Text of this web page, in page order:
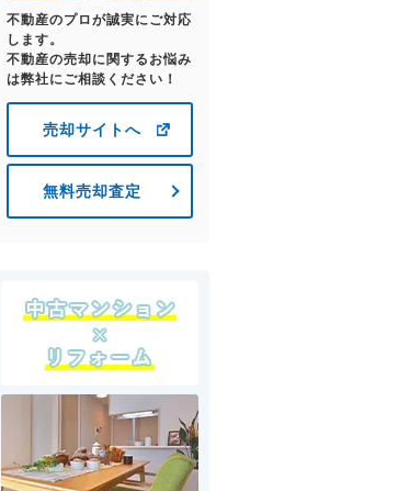
不動産のプロが誠実にご対応
します。
不動産の売却に関するお悩み
は弊社にご相談ください！
売却サイトへ
無料売却査定